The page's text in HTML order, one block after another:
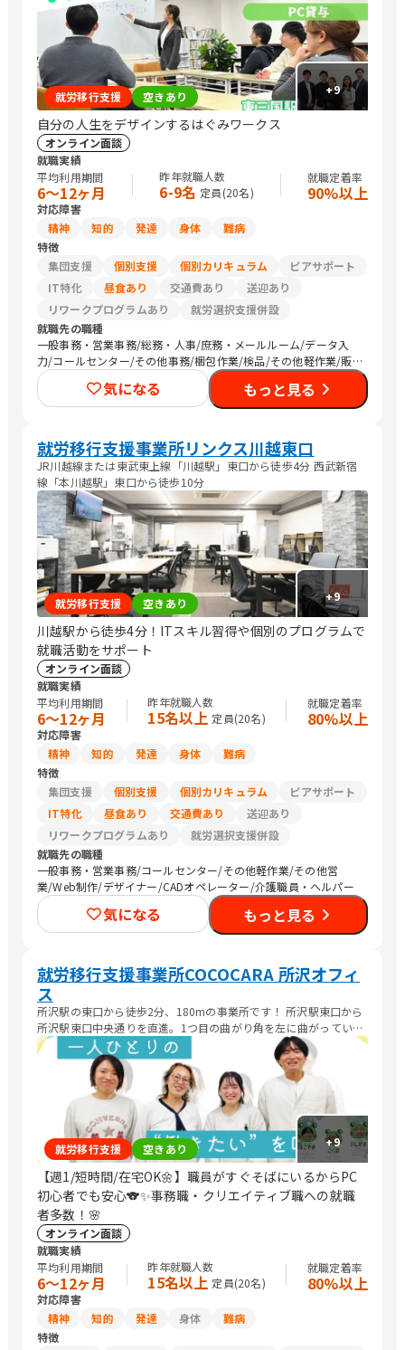
+9
就労移行支援 空きあり
自分の人生をデザインするはぐみワークス
オンライン面談
就職実績
平均利用期間
6〜12ヶ月
昨年就職人数
6-9名 定員(20名)
就職定着率
90%以上
対応障害
精神
知的 発達 身体
難病
特徴
集団支援
個別支援 個別カリキュラム
ピアサポート
IT特化
昼食あり 交通費あり
送迎あり
リワークプログラムあり
就労選択支援併設
就職先の職種
一般事務・営業事務/総務・人事/庶務・メールルーム/データ入
力/コールセンター/その他事務/梱包作業/検品/その他軽作業/販
売スタッフ・接客/SEプログラマ/その他IT/ヘルプデスク/CADオ
ペレーター/介護職員・ヘルパー/清掃/警備/トラック運転手/その
他
気になる もっと見る
就労移行支援事業所リンクス川越東口
JR川越線または東武東上線「川越駅」東口から徒歩4分 西武新宿
線「本川越駅」東口から徒歩10分
+9
就労移行支援 空きあり
川越駅から徒歩4分！ITスキル習得や個別のプログラムで
就職活動をサポート
オンライン面談
就職実績
平均利用期間
6〜12ヶ月
昨年就職人数
15名以上 定員(20名)
就職定着率
80%以上
対応障害
精神
知的 発達 身体
難病
特徴
集団支援
個別支援 個別カリキュラム
ピアサポート
IT特化
昼食あり 交通費あり
送迎あり
リワークプログラムあり
就労選択支援併設
就職先の職種
一般事務・営業事務/コールセンター/その他軽作業/その他営
業/Web制作/デザイナー/CADオペレーター/介護職員・ヘルパー
気になる もっと見る
就労移行支援事業所COCOCARA 所沢オフィ
ス
所沢駅の東口から徒歩2分、180mの事業所です！ 所沢駅東口から
所沢駅東口中央通りを直進。1つ目の曲がり角を左に曲がっていた
だいて、大通りから2つ目のビルが TOSHIビルになります。ビルの
右側、奥のエレベーターから5階がCOCOCARAになります(^^
+9
就労移行支援 空きあり
【週1/短時間/在宅OK🌼】職員がすぐそばにいるからPC
初心者でも安心🐨✨事務職・クリエイティブ職への就職
者多数！🌸
オンライン面談
就職実績
平均利用期間
6〜12ヶ月
昨年就職人数
15名以上 定員(20名)
就職定着率
80%以上
対応障害
精神
知的 発達 身体
難病
特徴